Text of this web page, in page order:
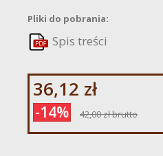
Pliki do pobrania:
Spis treści
36,12 zł
-14% 42,00 złbrutto